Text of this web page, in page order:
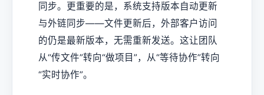
同步。更重要的是，系统支持版本自动更新
与外链同步——文件更新后，外部客户访问
的仍是最新版本，无需重新发送。这让团队
从“传文件”转向“做项目”，从“等待协作”转向
“实时协作”。